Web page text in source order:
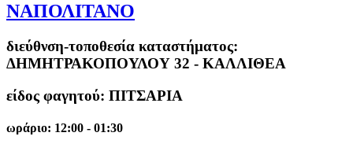
ΝΑΠΟΛΙΤΑΝΟ
διεύθνση-τοποθεσία καταστήματος:
ΔΗΜΗΤΡΑΚΟΠΟΥΛΟΥ 32 - ΚΑΛΛΙΘΕΑ
είδος φαγητού: ΠΙΤΣΑΡΙΑ
ωράριο: 12:00 - 01:30